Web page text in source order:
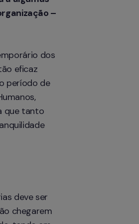
–
dos
eficaz
período de
que tanto
deve ser
chegarem